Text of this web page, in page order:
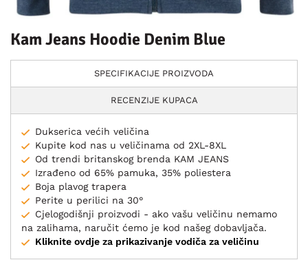
Kam Jeans Hoodie Denim Blue
SPECIFIKACIJE PROIZVODA
RECENZIJE KUPACA
Dukserica većih veličina
Kupite kod nas u veličinama od 2XL-8XL
Od trendi britanskog brenda KAM JEANS
Izrađeno od 65% pamuka, 35% poliestera
Boja plavog trapera
Perite u perilici na 30°
Cjelogodišnji proizvodi - ako vašu veličinu nemamo
na zalihama, naručit ćemo je kod našeg dobavljača.
Kliknite ovdje za prikazivanje vodiča za veličinu